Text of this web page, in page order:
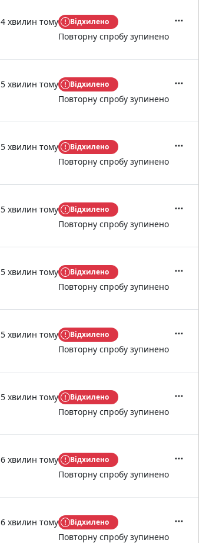
4 хвилин тому Відхилено
Повторну спробу зупинено
5 хвилин тому Відхилено
Повторну спробу зупинено
5 хвилин тому Відхилено
Повторну спробу зупинено
5 хвилин тому Відхилено
Повторну спробу зупинено
5 хвилин тому Відхилено
Повторну спробу зупинено
5 хвилин тому Відхилено
Повторну спробу зупинено
5 хвилин тому Відхилено
Повторну спробу зупинено
6 хвилин тому Відхилено
Повторну спробу зупинено
6 хвилин тому Відхилено
Повторну спробу зупинено